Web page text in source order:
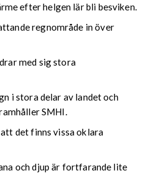
efter helgen lär bli besviken.
regnområde in över
med sig stora
i stora delar av landet och
SMHI.
det finns vissa oklara
och djup är fortfarande lite